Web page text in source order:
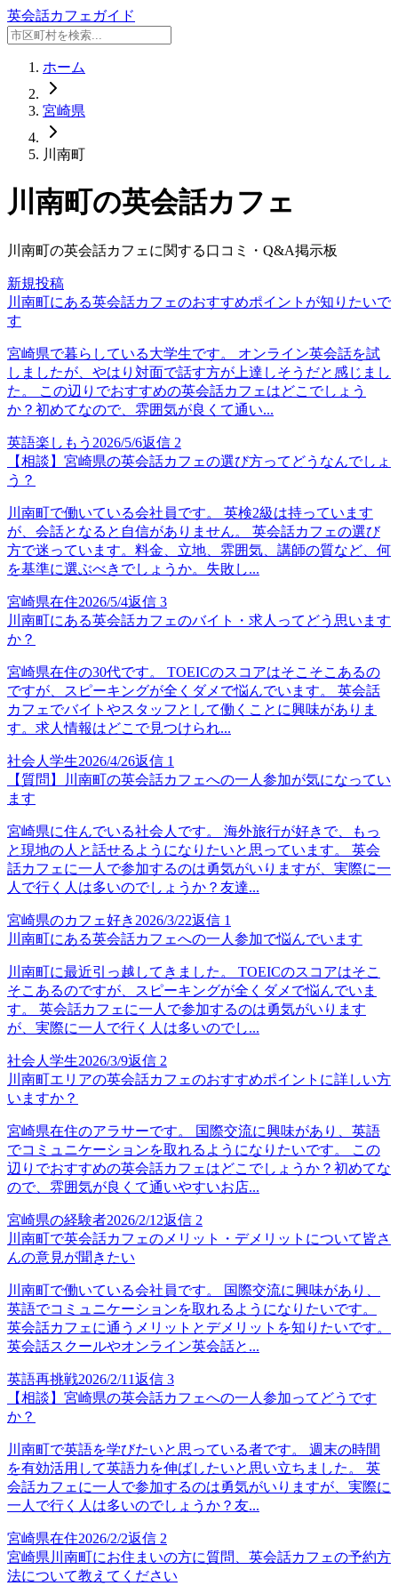
英会話カフェガイド
ホーム
宮崎県
川南町
川南町の英会話カフェ
川南町の英会話カフェに関する口コミ・Q&A掲示板
新規投稿
川南町にある英会話カフェのおすすめポイントが知りたいで
す
宮崎県で暮らしている大学生です。 オンライン英会話を試
しましたが、やはり対面で話す方が上達しそうだと感じまし
た。 この辺りでおすすめの英会話カフェはどこでしょう
か？初めてなので、雰囲気が良くて通い...
英語楽しもう 2026/5/6返信 2
【相談】宮崎県の英会話カフェの選び方ってどうなんでしょ
う？
川南町で働いている会社員です。 英検2級は持っています
が、会話となると自信がありません。 英会話カフェの選び
方で迷っています。料金、立地、雰囲気、講師の質など、何
を基準に選ぶべきでしょうか。失敗し...
宮崎県在住2026/5/4返信 3
川南町にある英会話カフェのバイト・求人ってどう思います
か？
宮崎県在住の30代です。 TOEICのスコアはそこそこあるの
ですが、スピーキングが全くダメで悩んでいます。 英会話
カフェでバイトやスタッフとして働くことに興味がありま
す。求人情報はどこで見つけられ...
社会人学生2026/4/26返信 1
【質問】川南町の英会話カフェへの一人参加が気になってい
ます
宮崎県に住んでいる社会人です。 海外旅行が好きで、もっ
と現地の人と話せるようになりたいと思っています。 英会
話カフェに一人で参加するのは勇気がいりますが、実際に一
人で行く人は多いのでしょうか？友達...
宮崎県のカフェ好き 2026/3/22返信 1
川南町にある英会話カフェへの一人参加で悩んでいます
川南町に最近引っ越してきました。 TOEICのスコアはそこ
そこあるのですが、スピーキングが全くダメで悩んでいま
す。 英会話カフェに一人で参加するのは勇気がいります
が、実際に一人で行く人は多いのでし...
社会人学生2026/3/9返信 2
川南町エリアの英会話カフェのおすすめポイントに詳しい方
いますか？
宮崎県在住のアラサーです。 国際交流に興味があり、英語
でコミュニケーションを取れるようになりたいです。 この
辺りでおすすめの英会話カフェはどこでしょうか？初めてな
ので、雰囲気が良くて通いやすいお店...
宮崎県の経験者2026/2/12返信 2
川南町で英会話カフェのメリット・デメリットについて皆さ
んの意見が聞きたい
川南町で働いている会社員です。 国際交流に興味があり、
英語でコミュニケーションを取れるようになりたいです。
英会話カフェに通うメリットとデメリットを知りたいです。
英会話スクールやオンライン英会話と...
英語再挑戦2026/2/11返信 3
【相談】宮崎県の英会話カフェへの一人参加ってどうです
か？
川南町で英語を学びたいと思っている者です。 週末の時間
を有効活用して英語力を伸ばしたいと思い立ちました。 英
会話カフェに一人で参加するのは勇気がいりますが、実際に
一人で行く人は多いのでしょうか？友...
宮崎県在住2026/2/2返信 2
宮崎県川南町にお住まいの方に質問、英会話カフェの予約方
法について教えてください